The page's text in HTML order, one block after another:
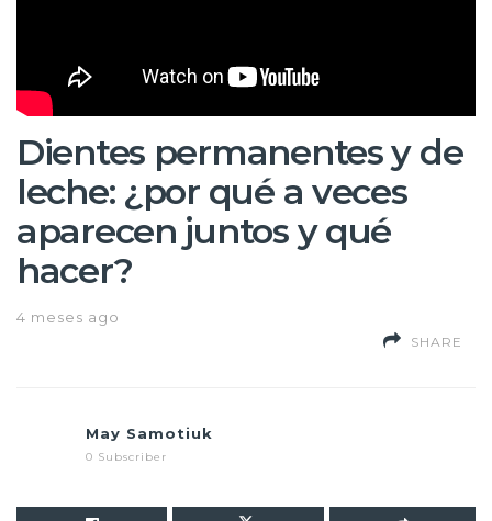
Dientes permanentes y de
leche: ¿por qué a veces
aparecen juntos y qué
hacer?
4 meses ago
SHARE
May Samotiuk
0 Subscriber